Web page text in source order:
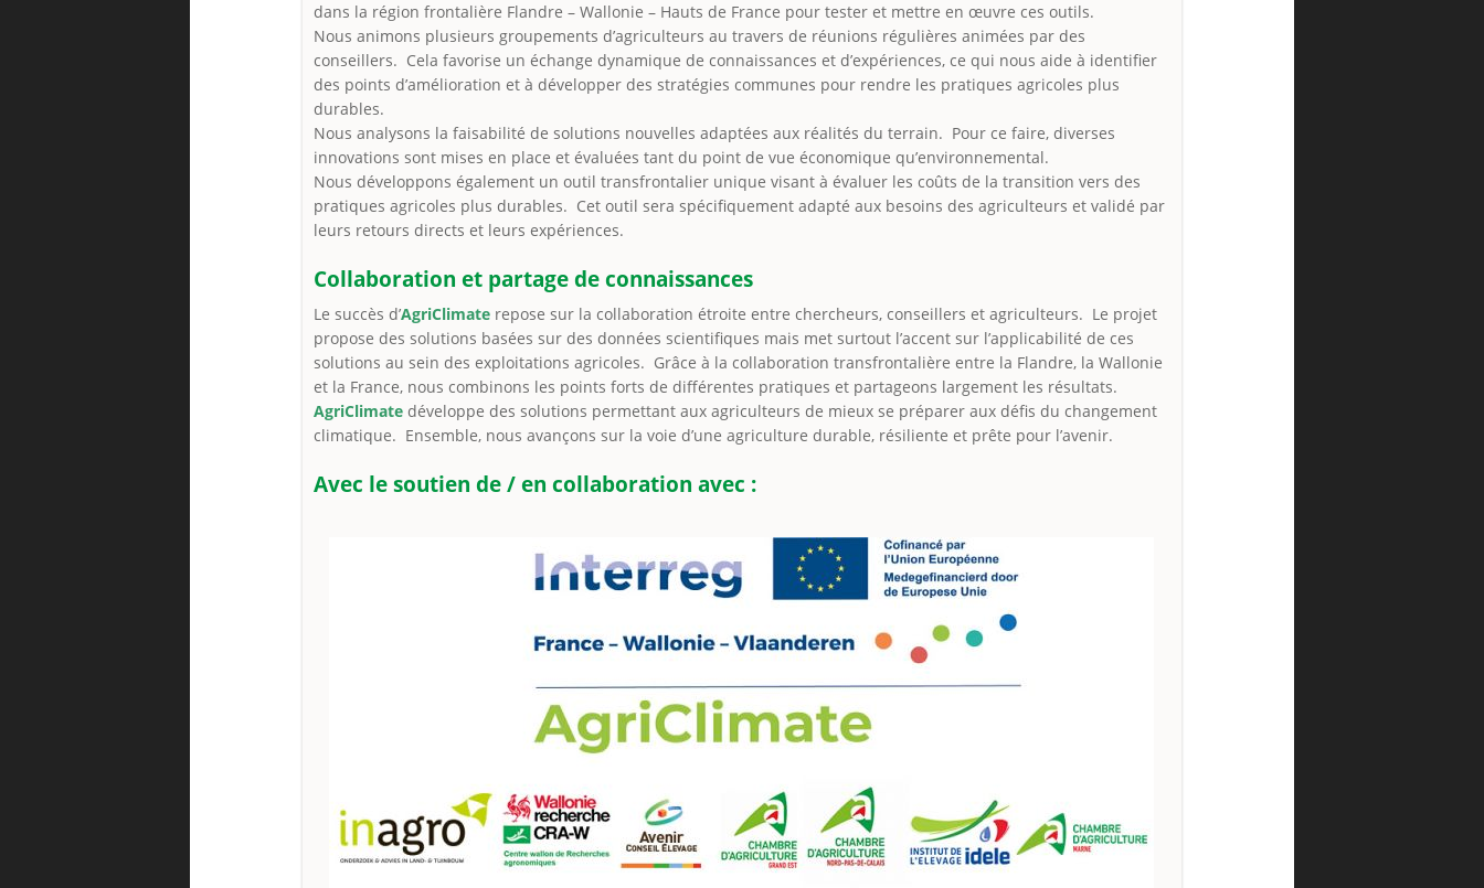
dans la région frontalière Flandre – Wallonie – Hauts de France pour tester et mettre en œuvre ces outils.
Nous animons plusieurs groupements d’agriculteurs au travers de réunions régulières animées par des
conseillers. Cela favorise un échange dynamique de connaissances et d’expériences, ce qui nous aide à identifier
des points d’amélioration et à développer des stratégies communes pour rendre les pratiques agricoles plus
durables.
Nous analysons la faisabilité de solutions nouvelles adaptées aux réalités du terrain. Pour ce faire, diverses
innovations sont mises en place et évaluées tant du point de vue économique qu’environnemental.
Nous développons également un outil transfrontalier unique visant à évaluer les coûts de la transition vers des
pratiques agricoles plus durables. Cet outil sera spécifiquement adapté aux besoins des agriculteurs et validé par
leurs retours directs et leurs expériences.
Collaboration et partage de connaissances
Le succès d’AgriClimate repose sur la collaboration étroite entre chercheurs, conseillers et agriculteurs. Le projet
propose des solutions basées sur des données scientifiques mais met surtout l’accent sur l’applicabilité de ces
solutions au sein des exploitations agricoles. Grâce à la collaboration transfrontalière entre la Flandre, la Wallonie
et la France, nous combinons les points forts de différentes pratiques et partageons largement les résultats.
AgriClimate développe des solutions permettant aux agriculteurs de mieux se préparer aux défis du changement
climatique. Ensemble, nous avançons sur la voie d’une agriculture durable, résiliente et prête pour l’avenir.
Avec le soutien de / en collaboration avec :